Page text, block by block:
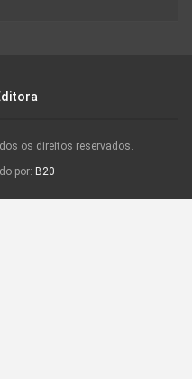
os direitos reservados.
por: B20